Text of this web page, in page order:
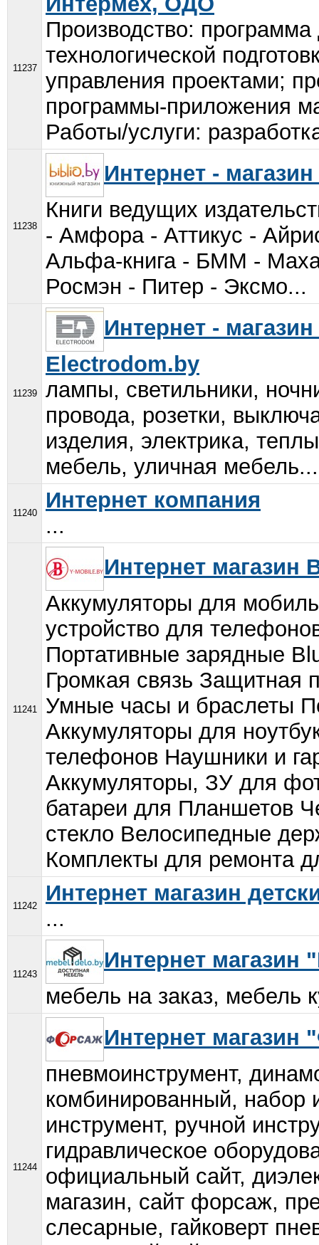
11237
Производство:
технологической
управления проектами;
программы-приложения
Работы/услуги:
11238
Интернет -
Книги ведущих
- Амфора - Аттикус -
Альфа-книга - БММ -
Росмэн - Питер - Эксмо...
11239
Интернет -
Electrodom.by
лампы, светильники,
провода, розетки,
изделия, электрика,
мебель, уличная мебель...
11240
Интернет компания
...
11241
Интернет магазин
Аккумуляторы для
устройство для
Портативные зарядные
Громкая связь Защитная
Умные часы и браслеты
Аккумуляторы для
телефонов Наушники и
Аккумуляторы, ЗУ для
батареи для Планшетов
стекло Велосипедные
Комплекты для ремонта
11242
Интернет магазин
...
11243
Интернет
мебель на заказ, мебель
11244
Интернет магазин
пневмоинструмент,
комбинированный, набор
инструмент, ручной
гидравлическое
официальный сайт,
магазин, сайт форсаж,
слесарные, гайковерт